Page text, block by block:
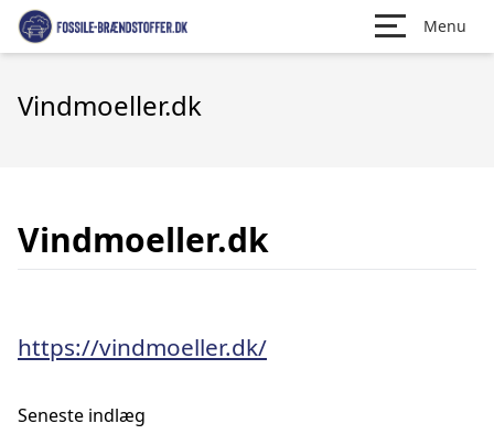
Menu
Vindmoeller.dk
Vindmoeller.dk
https://vindmoeller.dk/
Seneste indlæg